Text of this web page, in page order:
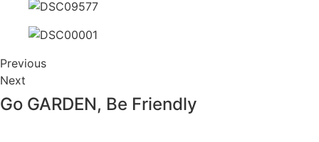
Previous
Next
Go GARDEN, Be Friendly